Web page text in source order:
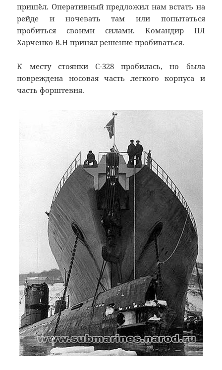
пришёл. Оперативный предложил нам встать на
рейде и ночевать там или попытаться
пробиться своими силами. Командир ПЛ
Харченко В.Н принял решение пробиваться.
К месту стоянки С-328 пробилась, но была
повреждена носовая часть легкого корпуса и
часть форштевня.